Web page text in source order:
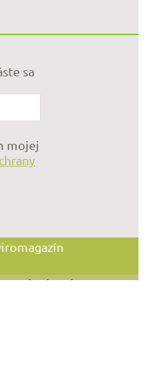
sa
mojej
online